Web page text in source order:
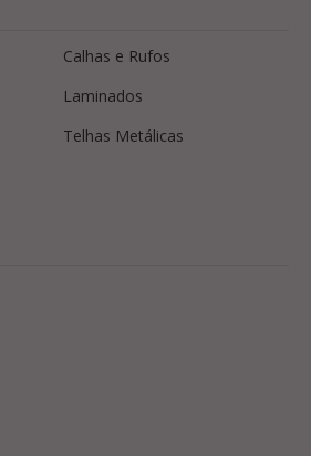
Calhas e Rufos
Laminados
Telhas Metálicas